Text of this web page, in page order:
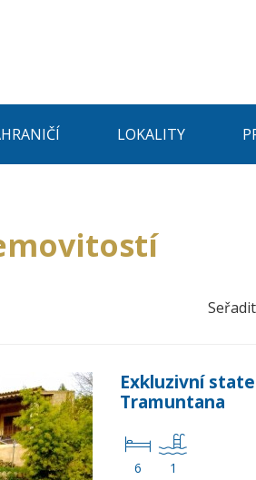
LOKALITY
Exkluzivní
Tramuntana
6 1